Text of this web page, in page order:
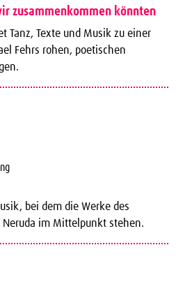
zusammenkommen könnten
Tanz, Texte und Musik zu einer
Fehrs rohen, poetischen
bei dem die Werke des
im Mittelpunkt stehen.